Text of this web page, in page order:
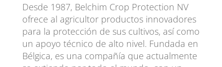
Desde 1987, Belchim Crop Protection NV
ofrece al agricultor productos innovadores
para la protección de sus cultivos, así como
un apoyo técnico de alto nivel. Fundada en
Bélgica, es una compañía que actualmente